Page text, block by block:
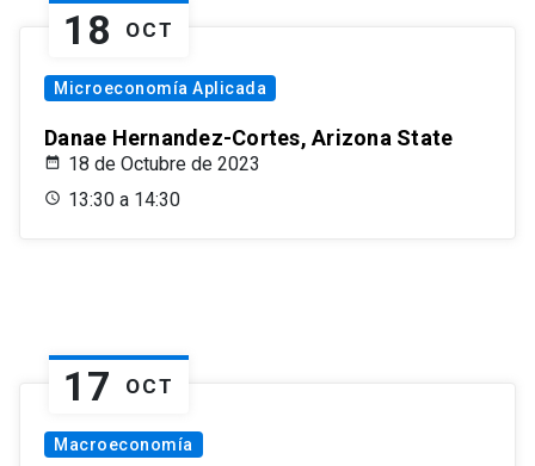
18 OCT
Microeconomía Aplicada
Danae Hernandez-Cortes, Arizona State
18 de Octubre de 2023
13:30 a 14:30
17 OCT
Macroeconomía